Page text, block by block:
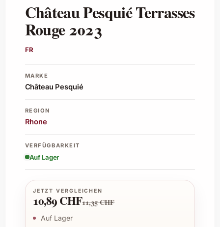
Château Pesquié Terrasses
Rouge 2023
FR
MARKE
Château Pesquié
REGION
Rhone
VERFÜGBARKEIT
Auf Lager
JETZT VERGLEICHEN
10,89 CHF11,35 CHF
Auf Lager